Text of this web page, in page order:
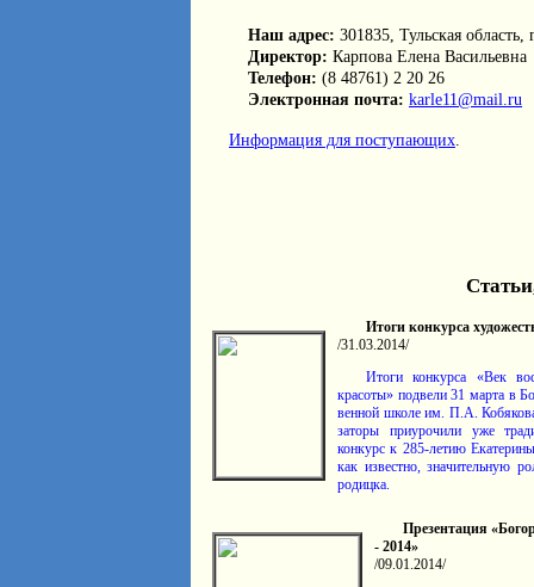
Наш адрес: 301835, Тульская
Директор: Карпова Елена Васильевна
Телефон: (8 48761) 2 20 26
Электронная почта: karle11@mail.ru
Информация для поступающих.
Итоги конкурса
/31.03.2014/
Итоги конкурса «Век
красоты» подвели 31 марта в
венной школе им. П.А.
заторы приурочили уже
конкурс к 285-летию
как известно, значи­тельную
родицка.
Презентация
- 2014»
/09.01.2014/